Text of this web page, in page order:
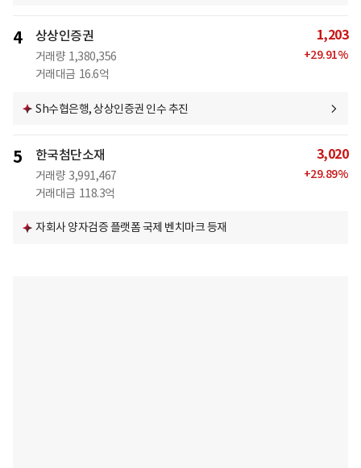
4 상상인증권
거래량 1,380,356
거래대금 16.6억
1,203
+29.91%
Sh수협은행, 상상인증권 인수 추진
5 한국첨단소재
거래량 3,991,467
거래대금 118.3억
3,020
+29.89%
자회사 양자검증 플랫폼 국제 벤치마크 등재